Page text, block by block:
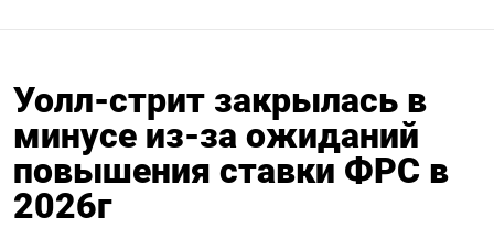
Уолл-стрит закрылась в
минусе из-за ожиданий
повышения ставки ФРС в
2026г